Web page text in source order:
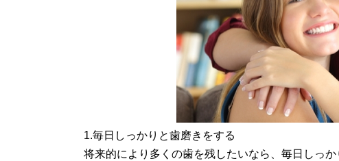
1.毎日しっかりと歯磨きをする
将来的により多くの歯を残したいなら、毎日しっ